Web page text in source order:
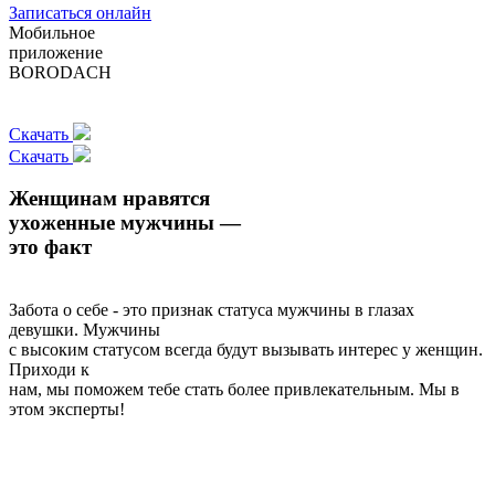
Записаться онлайн
Мобильное
приложение
BORODACH
Скачать
Скачать
Женщинам нравятся
ухоженные мужчины —
это факт
Забота о себе - это признак статуса мужчины в глазах
девушки. Мужчины
с высоким статусом всегда будут вызывать интерес у женщин.
Приходи к
нам, мы поможем тебе стать более привлекательным. Мы в
этом эксперты!